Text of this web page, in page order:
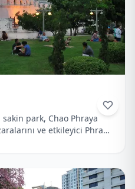
park, Chao Phraya
ve etkileyici Phra